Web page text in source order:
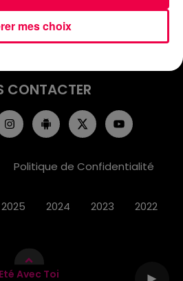
Eté Avec Toi
PODCASTS
CONTACTER
Politique de Confidentialité
2025 2024 2023 2022
mes choix